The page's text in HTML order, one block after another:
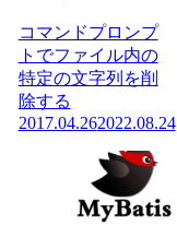
コマンドプロンプ
トでファイル内の
特定の文字列を削
除する
2017.04.262022.08.24